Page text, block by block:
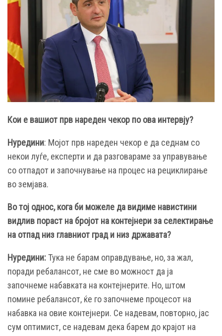
Кои е вашиот прв нареден чекор по ова интервју?
Нуредини: Мојот прв нареден чекор е да седнам со
некои луѓе, експерти и да разговараме за управување
со отпадот и започнување на процес на рециклирање
во земјава.
Во тој однос, кога би можеле да видиме навистини
видлив пораст на бројот на контејнери за селектирање
на отпад низ главниот град и низ државата?
Нуредини:Тука не барам оправдување, но, за жал,
поради ребалансот, не сме во можност да ја
започнеме набавката на контејнерите. Но, штом
помине ребалансот, ќе го започнеме процесот на
набавка на овие контејнери. Се надевам, повторно, јас
сум оптимист, се надевам дека барем до крајот на